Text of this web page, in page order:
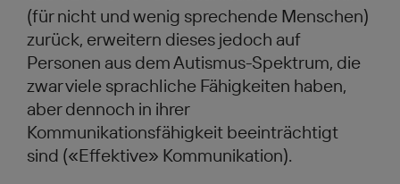
(für nicht und wenig sprechende Menschen)
zurück, erweitern dieses jedoch auf
Personen aus dem Autismus-Spektrum, die
zwar viele sprachliche Fähigkeiten haben,
aber dennoch in ihrer
Kommunikationsfähigkeit beeinträchtigt
sind («Effektive» Kommunikation).